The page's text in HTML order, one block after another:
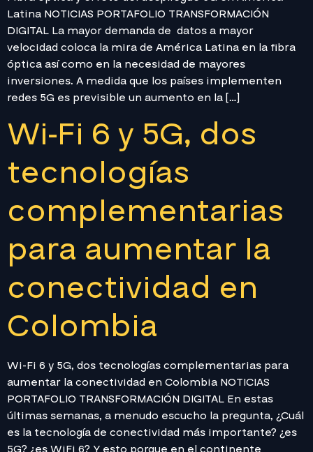
Latina NOTICIAS PORTAFOLIO TRANSFORMACIÓN
DIGITAL La mayor demanda de datos a mayor
velocidad coloca la mira de América Latina en la fibra
óptica así como en la necesidad de mayores
inversiones. A medida que los países implementen
redes 5G es previsible un aumento en la […]
Wi-Fi 6 y 5G, dos
tecnologías
complementarias
para aumentar la
conectividad en
Colombia
Wi-Fi 6 y 5G, dos tecnologías complementarias para
aumentar la conectividad en Colombia NOTICIAS
PORTAFOLIO TRANSFORMACIÓN DIGITAL En estas
últimas semanas, a menudo escucho la pregunta, ¿Cuál
es la tecnología de conectividad más importante? ¿es